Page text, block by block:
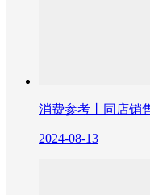
消费参考丨同店销
2024-08-13